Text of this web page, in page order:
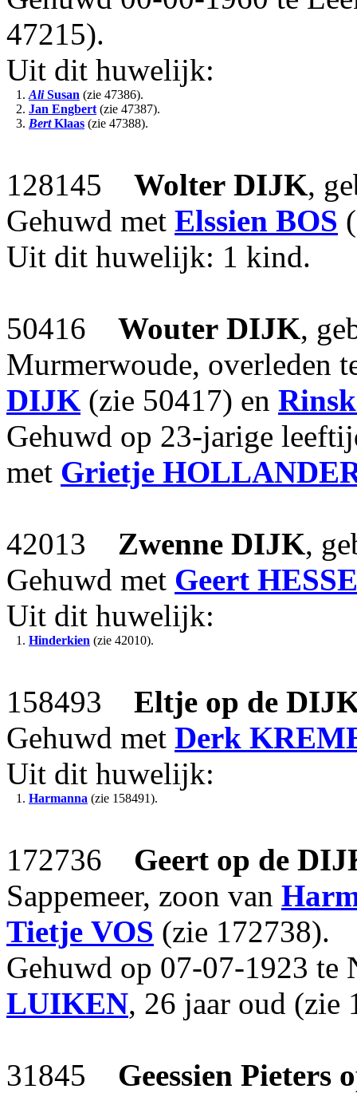
47215).
Uit dit huwelijk:
1. AliSusan (zie 47386).
2. Jan Engbert (zie 47387).
3. BertKlaas (zie 47388).
128145 Wolter DIJK,
Gehuwd met Elssien BOS
Uit dit huwelijk: 1 kind.
50416 Wouter DIJK,
Murmerwoude, overleden
DIJK (zie 50417) en
Gehuwd op 23-jarige
met Grietje
42013 Zwenne DIJK,
Gehuwd met Geert
Uit dit huwelijk:
1. Hinderkien (zie 42010).
158493 Eltje op de
Gehuwd met Derk
Uit dit huwelijk:
1. Harmanna (zie 158491).
172736 Geert op de
Sappemeer, zoon van
Tietje VOS (zie 172738).
Gehuwd op 07-07-1923
LUIKEN, 26 jaar oud (zie
31845 Geessien Pieters